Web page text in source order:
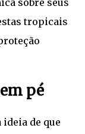
tropicais
pé
de que